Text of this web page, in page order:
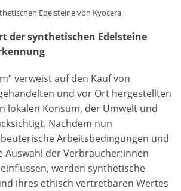
Edelsteine von Kyocera
der synthetischen Edelsteine
verweist auf den Kauf von
und vor Ort hergestellten
lokalen Konsum, der Umwelt und
Nachdem nun
Arbeitsbedingungen und
Auswahl der Verbraucher:innen
werden synthetische
ihres ethisch vertretbaren Wertes